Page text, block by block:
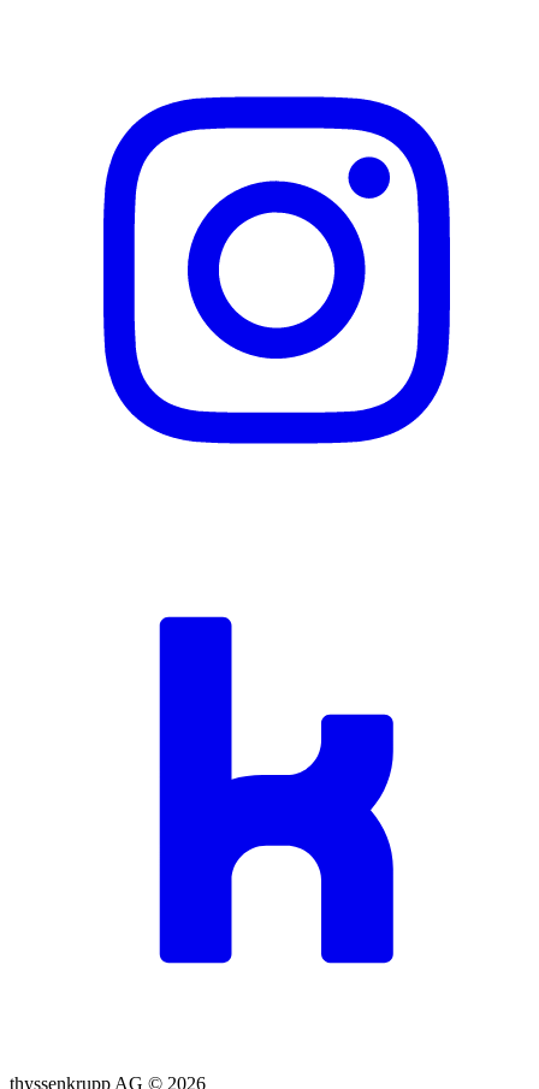
thyssenkrupp AG © 2026